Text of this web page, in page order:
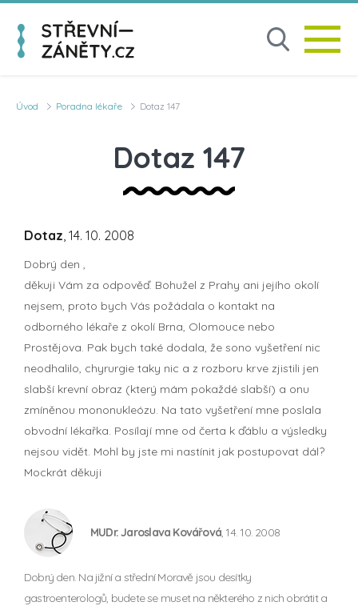
Úvod Poradna lékaře Dotaz 147
Dotaz 147
Dotaz, 14. 10. 2008
Dobrý den ,
děkuji Vám za odpověď. Bohužel z Prahy ani jejího okolí
nejsem, proto bych Vás požádala o kontakt na
odborného lékaře z okolí Brna, Olomouce nebo
Prostějova. Pak bych také dodala, že sono vyšetření nic
neodhalilo, chyrurgie taky nic a z rozboru krve zjistili jen
slabší krevní obraz (který mám pokaždé slabší) a onu
zmíněnou mononukleózu. Na tato vyšetření mne poslala
obvodní lékařka. Posílají mne od čerta k ďáblu a výsledky
nejsou vidět. Mohl by jste mi nastínit jak postupovat dál?
Mockrát děkuji
MUDr. Jaroslava Kovářová, 14. 10. 2008
Dobrý den. Na jižní a střední Moravě jsou desítky
gastroenterologů, budete se muset na některého z nich obrátit a